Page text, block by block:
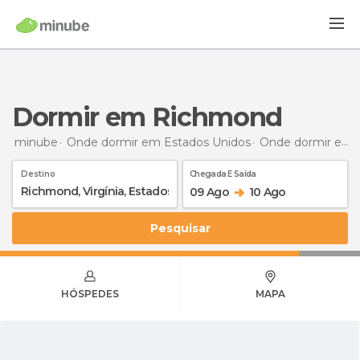
Dormir em Richmond
minube Onde dormir em Estados Unidos Onde dormir em Virgínia
Destino Chegada E Saída
09 Ago 10 Ago
Pesquisar
HÓSPEDES MAPA